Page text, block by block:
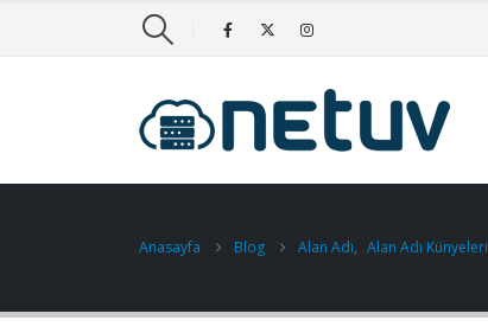
Anasayfa Blog Alan Adı, Alan Adı Künyeleri